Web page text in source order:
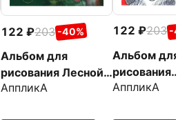
122 203 -40%
Альбом для
рисования Лесной
друг, 40 листов
АппликА
122 203 -
Альбом для
рисования
Довольный
АппликА